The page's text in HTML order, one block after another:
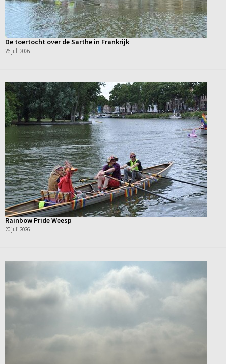
De toertocht over de Sarthe in Frankrijk
26 juli 2026
Rainbow Pride Weesp
20 juli 2026